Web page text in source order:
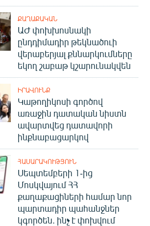
ՔԱՂԱՔԱԿԱՆ
ԱԺ փոխխոսնակի
ընդդիմադիր թեկնածուի
վերաբերյալ քննարկումները
եկող շաբաթ կշարունակվեն
ԻՐԱՎՈՒՆՔ
Կաթողիկոսի գործով
առաջին դատական նիստն
ավարտվեց դատավորի
ինքնաբացարկով
ՀԱՍԱՐԱԿՈՒԹՅՈՒՆ
Սեպտեմբերի 1-ից
Մոսկվայում ՀՀ
քաղաքացիների համար նոր
պարտադիր պահանջներ
կգործեն. ինչ է փոխվում